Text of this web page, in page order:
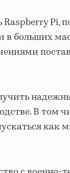
Pi,
в больших
В том